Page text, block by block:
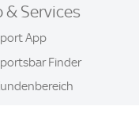
& Services
App
Finder